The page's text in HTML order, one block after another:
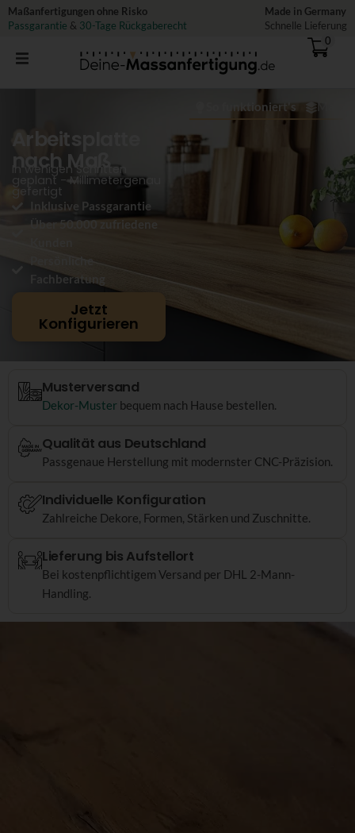
Zum
Inhalt
Maßanfertigungen ohne Risko
Passgarantie & 30-Tage Rückgaberecht
Made in Germany
Schnelle Lieferung
0
Arbeitsplatte
nach Maß
In wenigen Schritten
geplant - Millimetergenau
gefertigt
Inklusive Passgarantie
Über 50.000 zufriedene
Fachberatung
Jetzt
Konfigurieren
So funktioniert's
Musterversand
Dekor-Muster bequem nach Hause bestellen.
Qualität aus Deutschland
Passgenaue Herstellung mit modernster CNC-Präzision.
Individuelle Konfiguration
Zahlreiche Dekore, Formen, Stärken und Zuschnitte.
Lieferung bis Aufstellort
Bei kostenpflichtigem Versand per DHL 2-Mann-
Handling.